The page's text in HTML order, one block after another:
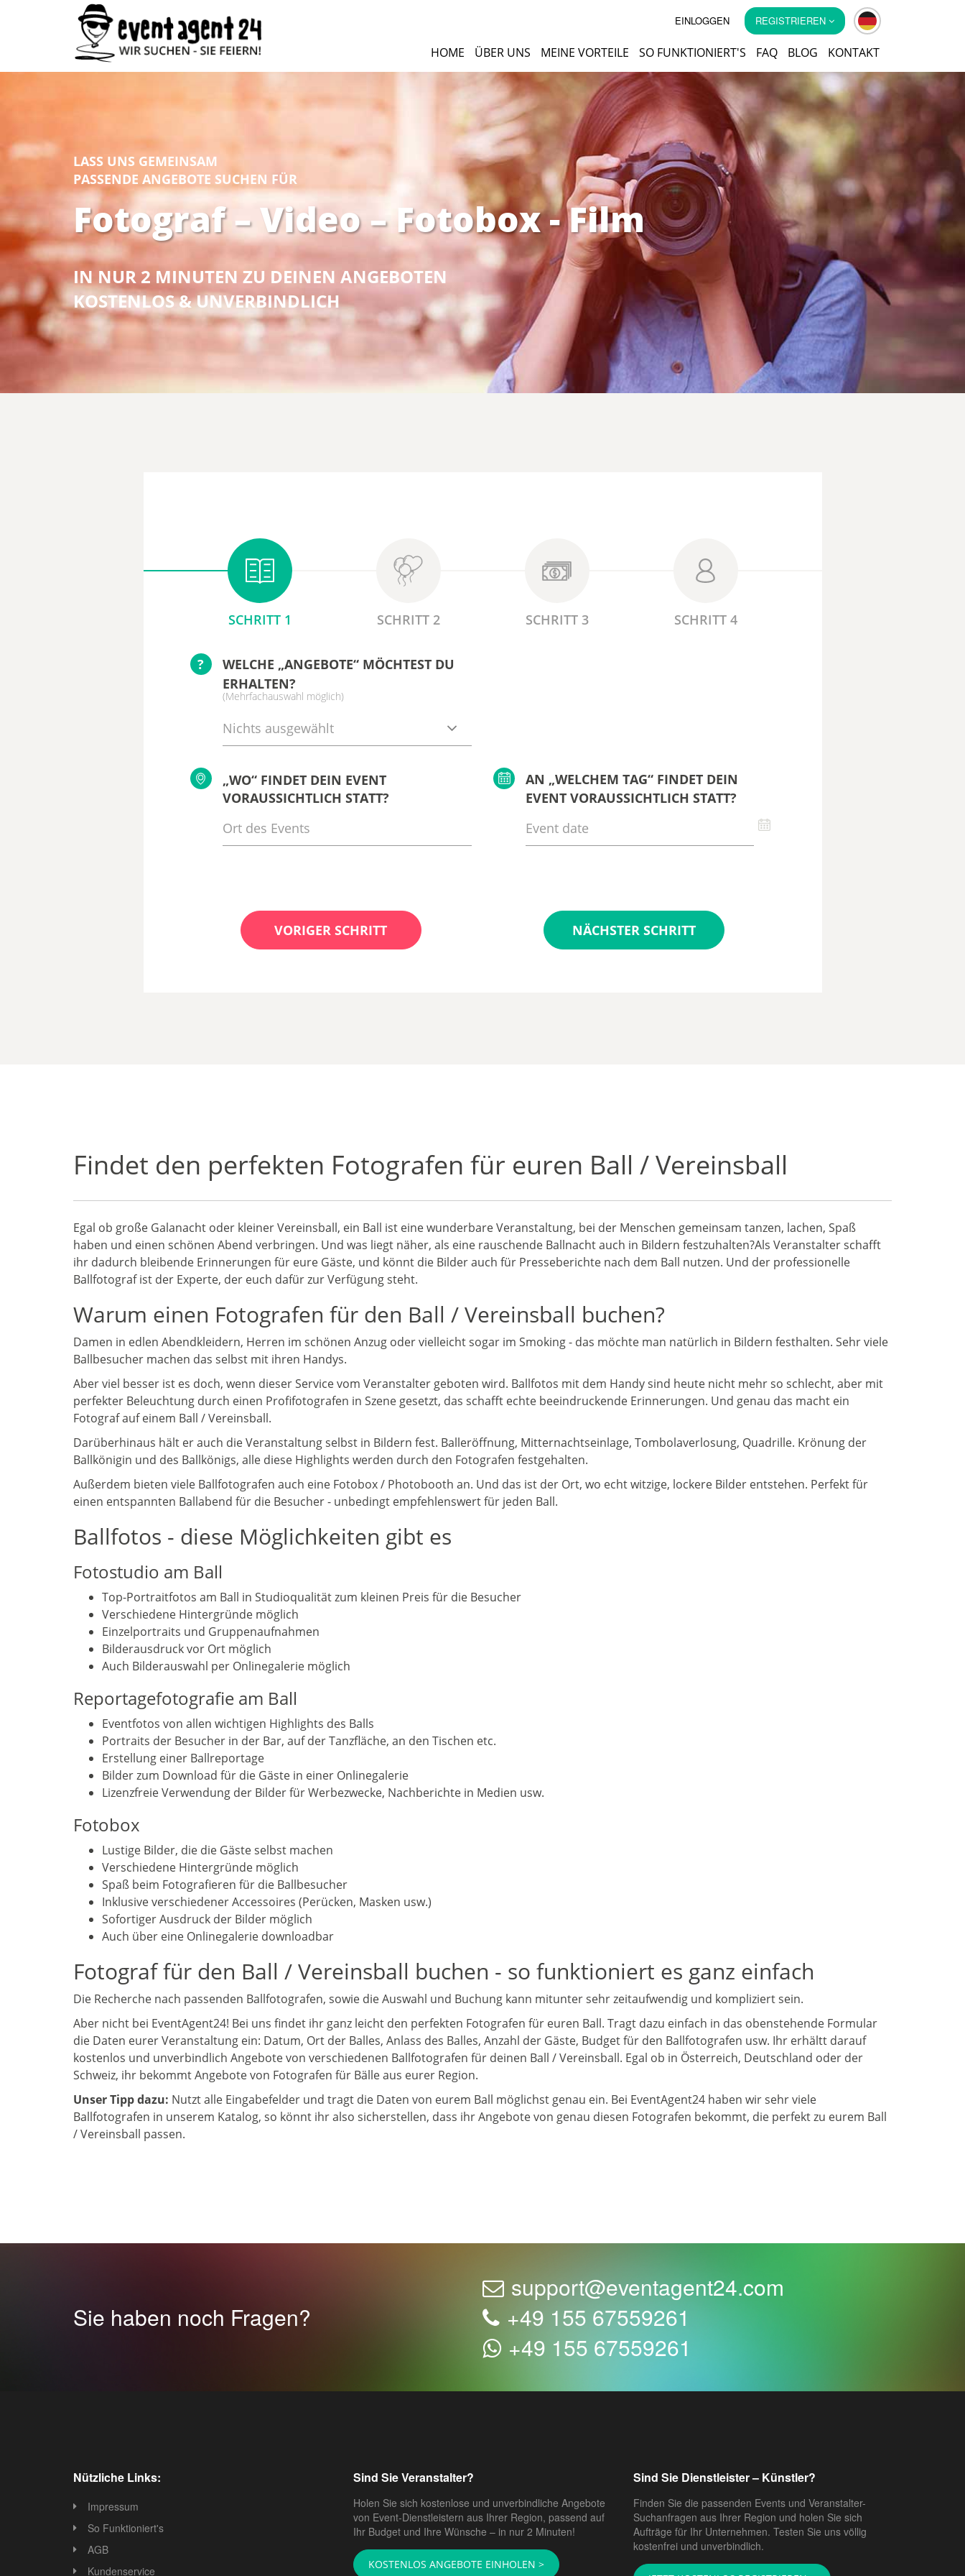
EINLOGGEN REGISTRIEREN
HOME ÜBER UNS MEINE VORTEILE SO FUNKTIONIERT'S FAQ BLOG KONTAKT
LASS UNS GEMEINSAM
PASSENDE ANGEBOTE SUCHEN FÜR
Fotograf – Video – Fotobox - Film
IN NUR 2 MINUTEN ZU DEINEN ANGEBOTEN
KOSTENLOS & UNVERBINDLICH
SCHRITT 1 SCHRITT 2 SCHRITT 3 SCHRITT 4
?
WELCHE „ANGEBOTE“ MÖCHTEST DU
ERHALTEN?
(Mehrfachauswahl möglich)
Nichts ausgewählt
„WO“ FINDET DEIN EVENT
VORAUSSICHTLICH STATT?
AN „WELCHEM TAG“ FINDET DEIN
EVENT VORAUSSICHTLICH STATT?
VORIGER SCHRITT NÄCHSTER SCHRITT
Findet den perfekten Fotografen für euren Ball / Vereinsball
Egal ob große Galanacht oder kleiner Vereinsball, ein Ball ist eine wunderbare Veranstaltung, bei der Menschen gemeinsam tanzen, lachen, Spaß
haben und einen schönen Abend verbringen. Und was liegt näher, als eine rauschende Ballnacht auch in Bildern festzuhalten?Als Veranstalter schafft
ihr dadurch bleibende Erinnerungen für eure Gäste, und könnt die Bilder auch für Presseberichte nach dem Ball nutzen. Und der professionelle
Ballfotograf ist der Experte, der euch dafür zur Verfügung steht.
Warum einen Fotografen für den Ball / Vereinsball buchen?
Damen in edlen Abendkleidern, Herren im schönen Anzug oder vielleicht sogar im Smoking - das möchte man natürlich in Bildern festhalten. Sehr viele
Ballbesucher machen das selbst mit ihren Handys.
Aber viel besser ist es doch, wenn dieser Service vom Veranstalter geboten wird. Ballfotos mit dem Handy sind heute nicht mehr so schlecht, aber mit
perfekter Beleuchtung durch einen Profifotografen in Szene gesetzt, das schafft echte beeindruckende Erinnerungen. Und genau das macht ein
Fotograf auf einem Ball / Vereinsball.
Darüberhinaus hält er auch die Veranstaltung selbst in Bildern fest. Balleröffnung, Mitternachtseinlage, Tombolaverlosung, Quadrille. Krönung der
Ballkönigin und des Ballkönigs, alle diese Highlights werden durch den Fotografen festgehalten.
Außerdem bieten viele Ballfotografen auch eine Fotobox / Photobooth an. Und das ist der Ort, wo echt witzige, lockere Bilder entstehen. Perfekt für
einen entspannten Ballabend für die Besucher - unbedingt empfehlenswert für jeden Ball.
Ballfotos - diese Möglichkeiten gibt es
Fotostudio am Ball
Top-Portraitfotos am Ball in Studioqualität zum kleinen Preis für die Besucher
Verschiedene Hintergründe möglich
Einzelportraits und Gruppenaufnahmen
Bilderausdruck vor Ort möglich
Auch Bilderauswahl per Onlinegalerie möglich
Reportagefotografie am Ball
Eventfotos von allen wichtigen Highlights des Balls
Portraits der Besucher in der Bar, auf der Tanzfläche, an den Tischen etc.
Erstellung einer Ballreportage
Bilder zum Download für die Gäste in einer Onlinegalerie
Lizenzfreie Verwendung der Bilder für Werbezwecke, Nachberichte in Medien usw.
Fotobox
Lustige Bilder, die die Gäste selbst machen
Verschiedene Hintergründe möglich
Spaß beim Fotografieren für die Ballbesucher
Inklusive verschiedener Accessoires (Perücken, Masken usw.)
Sofortiger Ausdruck der Bilder möglich
Auch über eine Onlinegalerie downloadbar
Fotograf für den Ball / Vereinsball buchen - so funktioniert es ganz einfach
Die Recherche nach passenden Ballfotografen, sowie die Auswahl und Buchung kann mitunter sehr zeitaufwendig und kompliziert sein.
Aber nicht bei EventAgent24! Bei uns findet ihr ganz leicht den perfekten Fotografen für euren Ball. Tragt dazu einfach in das obenstehende Formular
die Daten eurer Veranstaltung ein: Datum, Ort der Balles, Anlass des Balles, Anzahl der Gäste, Budget für den Ballfotografen usw. Ihr erhältt darauf
kostenlos und unverbindlich Angebote von verschiedenen Ballfotografen für deinen Ball / Vereinsball. Egal ob in Österreich, Deutschland oder der
Schweiz, ihr bekommt Angebote von Fotografen für Bälle aus eurer Region.
Unser Tipp dazu: Nutzt alle Eingabefelder und tragt die Daten von eurem Ball möglichst genau ein. Bei EventAgent24 haben wir sehr viele
Ballfotografen in unserem Katalog, so könnt ihr also sicherstellen, dass ihr Angebote von genau diesen Fotografen bekommt, die perfekt zu eurem Ball
/ Vereinsball passen.
Sie haben noch Fragen?
support@eventagent24.com
+49 155 67559261
+49 155 67559261
Nützliche Links:
Impressum
So Funktioniert's
AGB
Kundenservice
Sind Sie Veranstalter?
Holen Sie sich kostenlose und unverbindliche Angebote
von Event-Dienstleistern aus Ihrer Region, passend auf
Ihr Budget und Ihre Wünsche – in nur 2 Minuten!
KOSTENLOS ANGEBOTE EINHOLEN >
Sind Sie Dienstleister – Künstler?
Finden Sie die passenden Events und Veranstalter-
Suchanfragen aus Ihrer Region und holen Sie sich
Aufträge für Ihr Unternehmen. Testen Sie uns völlig
kostenfrei und unverbindlich.